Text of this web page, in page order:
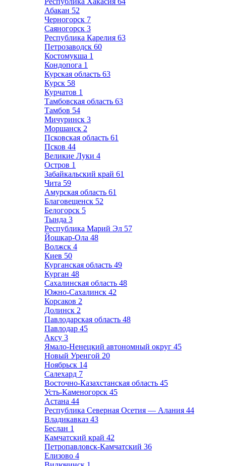
Абакан 52
Черногорск 7
Саяногорск 3
Республика Карелия 63
Петрозаводск 60
Костомукша 1
Кондопога 1
Курская область 63
Курск 58
Курчатов 1
Тамбовская область 63
Тамбов 54
Мичуринск 3
Моршанск 2
Псковская область 61
Псков 44
Великие Луки 4
Остров 1
Забайкальский край 61
Чита 59
Амурская область 61
Благовещенск 52
Белогорск 5
Тында 3
Республика Марий Эл 57
Йошкар-Ола 48
Волжск 4
Киев 50
Курганская область 49
Курган 48
Сахалинская область 48
Южно-Сахалинск 42
Корсаков 2
Долинск 2
Павлодарская область 48
Павлодар 45
Аксу 3
Ямало-Ненецкий автономный округ 45
Новый Уренгой 20
Ноябрьск 14
Салехард 7
Восточно-Казахстанская область 45
Усть-Каменогорск 45
Астана 44
Республика Северная Осетия — Алания 44
Владикавказ 43
Беслан 1
Камчатский край 42
Петропавловск-Камчатский 36
Елизово 4